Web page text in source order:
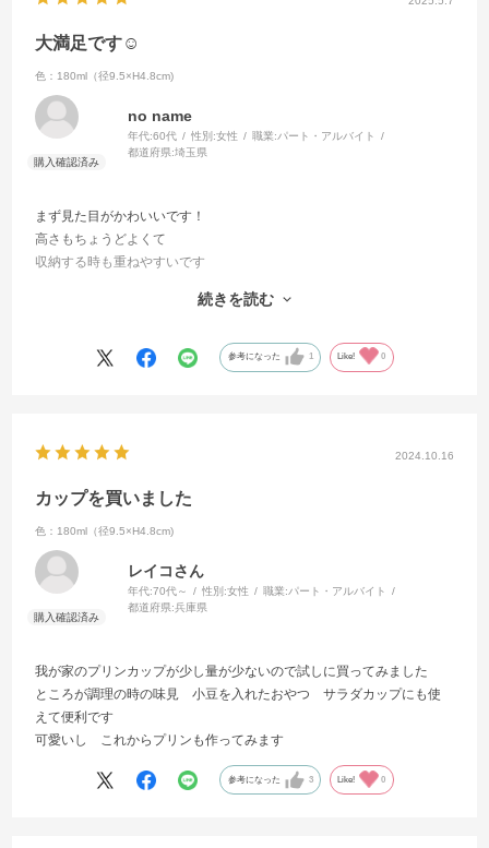
大満足です☺️
色：180ml（径9.5×H4.8cm)
no name
年代:60代 性別:女性 職業:パート・アルバイト
都道府県:埼玉県
まず見た目がかわいいです！
高さもちょうどよくて
収納する時も重ねやすいです
購入してよかったです😊
続きを読む
参考になった 1 Like! 0
2024.10.16
カップを買いました
色：180ml（径9.5×H4.8cm)
レイコさん
年代:70代～ 性別:女性 職業:パート・アルバイト
都道府県:兵庫県
我が家のプリンカップが少し量が少ないので試しに買ってみました
ところが調理の時の味見 小豆を入れたおやつ サラダカップにも使
えて便利です
可愛いし これからプリンも作ってみます
参考になった 3 Like! 0